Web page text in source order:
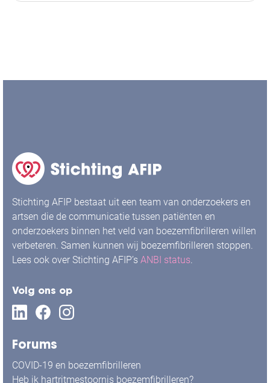
Stichting AFIP bestaat uit een team van onderzoekers en
artsen die de communicatie tussen patiënten en
onderzoekers binnen het veld van boezemfibrilleren willen
verbeteren. Samen kunnen wij boezemfibrilleren stoppen.
Lees ook over Stichting AFIP’s ANBI status.
Volg ons op
Forums
COVID-19 en boezemfibrilleren
Heb ik hartritmestoornis boezemfibrilleren?